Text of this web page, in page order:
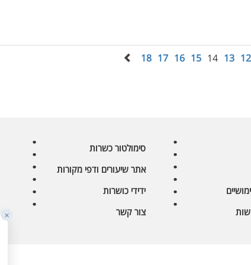
12
13
14
15
16
17
18
סימולטור כשרות
אתר שיעורים ודפי מקורות
ידידי כושרות
צור קשר
✕